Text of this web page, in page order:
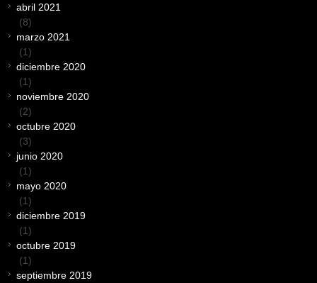
abril 2021
(8)
marzo 2021
(1)
diciembre 2020
(1)
noviembre 2020
(2)
octubre 2020
(3)
junio 2020
(1)
mayo 2020
(1)
diciembre 2019
(1)
octubre 2019
(1)
septiembre 2019